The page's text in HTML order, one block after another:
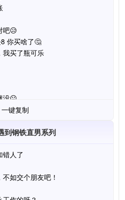
一键复制
到钢铁直男系列